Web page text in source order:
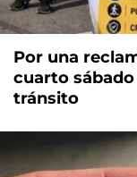
Por una
cuarto
tránsito